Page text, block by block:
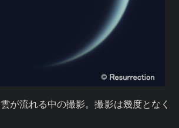
が流れる中の撮影。撮影は幾度となく